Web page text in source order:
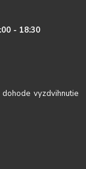
- 18:30
vyzdvihnutie